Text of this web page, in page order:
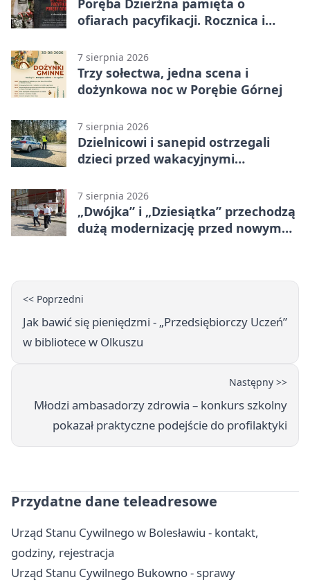
Poręba Dzierżna pamięta o
ofiarach pacyfikacji. Rocznica i
7 sierpnia 2026
Trzy sołectwa, jedna scena i
dożynkowa noc w Porębie Górnej
7 sierpnia 2026
Dzielnicowi i sanepid ostrzegali
dzieci przed wakacyjnymi
7 sierpnia 2026
„Dwójka” i „Dziesiątka” przechodzą
dużą modernizację przed nowym
<< Poprzedni
Jak bawić się pieniędzmi - „Przedsiębiorczy Uczeń”
w bibliotece w Olkuszu
Następny >>
Młodzi ambasadorzy zdrowia – konkurs szkolny
pokazał praktyczne podejście do profilaktyki
Przydatne dane teleadresowe
Urząd Stanu Cywilnego w Bolesławiu - kontakt,
godziny, rejestracja
Urząd Stanu Cywilnego Bukowno - sprawy